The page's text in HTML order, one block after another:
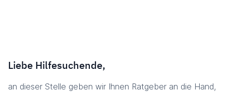
Liebe Hilfesuchende,
an dieser Stelle geben wir Ihnen Ratgeber an die Hand,